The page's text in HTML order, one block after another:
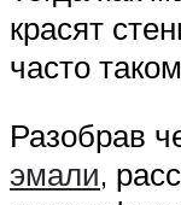
красят
часто
Разобрав
эмали,